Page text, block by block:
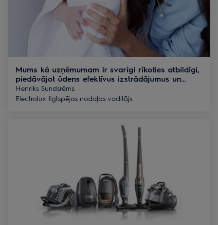
Mums kā uzņēmumam ir svarīgi rīkoties atbildīgi,
piedāvājot ūdens efektīvus izstrādājumus un
palīdzot informēt patērētājus, ka nepieciešamas
pārmaiņas.
Henriks Sundsrēms
Electrolux Ilgtspējas nodaļas vadītājs